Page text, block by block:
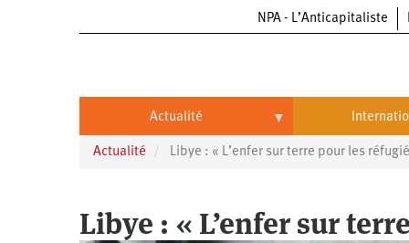
NPA - L’Anticapitaliste
Actualité
Actualité
Entreprises
International
Chine
Actualité Libye : « L’enfer sur terre pour les
Libye : « L’enfer sur